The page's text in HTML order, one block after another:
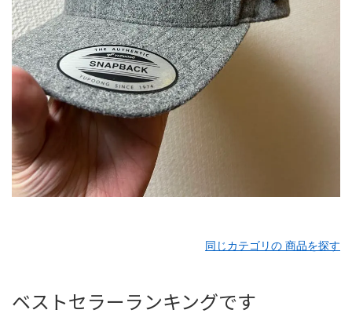
同じカテゴリの 商品を探す
ベストセラーランキングです